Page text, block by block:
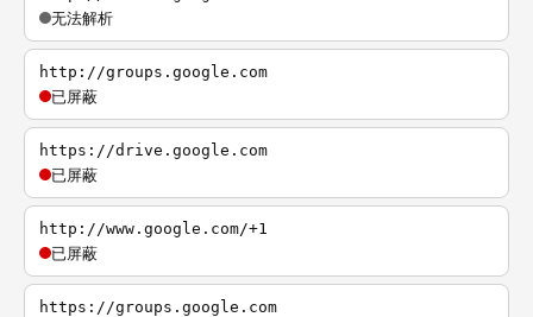
无法解析
http://groups.google.com
已屏蔽
https://drive.google.com
已屏蔽
http://www.google.com/+1
已屏蔽
https://groups.google.com